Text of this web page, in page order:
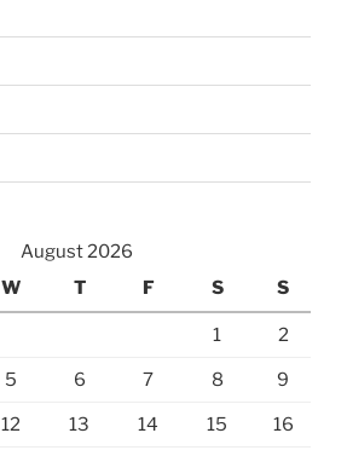
August 2026
W T F S S
1 2
5 6 7 8 9
12 13 14 15 16